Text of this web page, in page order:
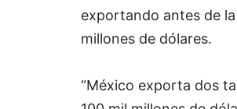
exportando antes de
millones de dólares.
“México exporta dos